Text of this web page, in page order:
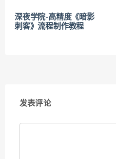
深夜学院-高精度《暗影
刺客》流程制作教程
发表评论